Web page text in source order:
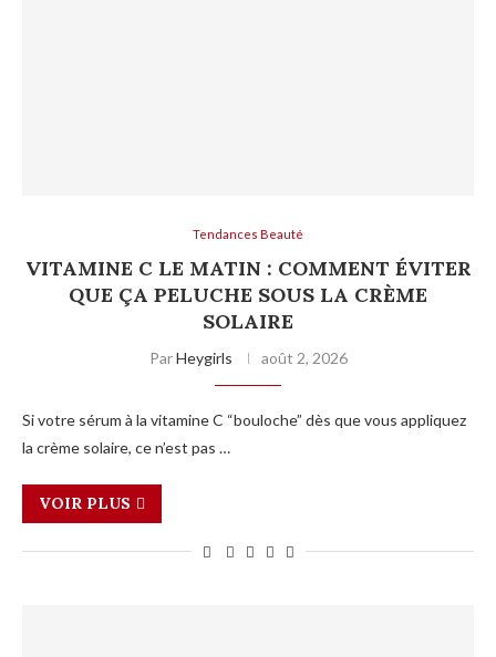
Tendances Beauté
VITAMINE C LE MATIN : COMMENT ÉVITER
QUE ÇA PELUCHE SOUS LA CRÈME
SOLAIRE
ParHeygirls août 2, 2026
Si votre sérum à la vitamine C “bouloche” dès que vous appliquez
la crème solaire, ce n’est pas …
VOIR PLUS